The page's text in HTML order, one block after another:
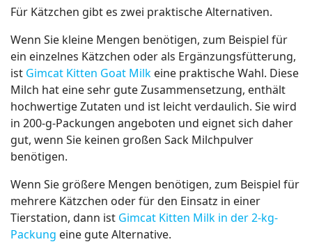
Für Kätzchen gibt es zwei praktische Alternativen.
Wenn Sie kleine Mengen benötigen, zum Beispiel für
ein einzelnes Kätzchen oder als Ergänzungsfütterung,
ist Gimcat Kitten Goat Milk eine praktische Wahl. Diese
Milch hat eine sehr gute Zusammensetzung, enthält
hochwertige Zutaten und ist leicht verdaulich. Sie wird
in 200-g-Packungen angeboten und eignet sich daher
gut, wenn Sie keinen großen Sack Milchpulver
benötigen.
Wenn Sie größere Mengen benötigen, zum Beispiel für
mehrere Kätzchen oder für den Einsatz in einer
Tierstation, dann ist Gimcat Kitten Milk in der 2-kg-
Packung eine gute Alternative.